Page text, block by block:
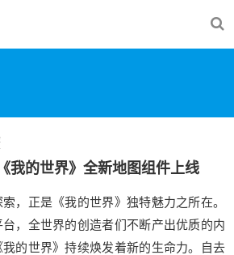
我的世界》全新地图组件上线
正是《我的世界》独特魅力之所在。
，全世界的创造者们不断产出优质的内
的世界》持续焕发着新的生命力。自去